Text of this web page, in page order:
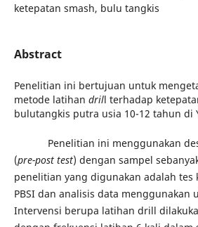
ketepatan smash, bulu tangkis
Abstract
Penelitian ini bertujuan untuk
metode latihan drill terhadap
bulutangkis putra usia 10-12 tahun di
Penelitian ini menggunakan
(pre-post test) dengan sampel
penelitian yang digunakan adalah tes
PBSI dan analisis data menggunakan
Intervensi berupa latihan drill